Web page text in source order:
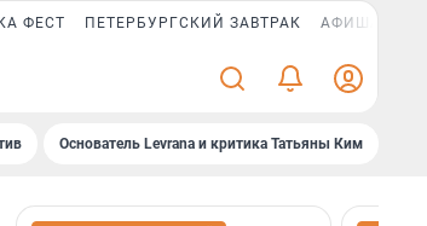
ФЕСТ ПЕТЕРБУРГСКИЙ ЗАВТРАК АФИША PLUS
Основатель Levrana и критика Татьяны Ким